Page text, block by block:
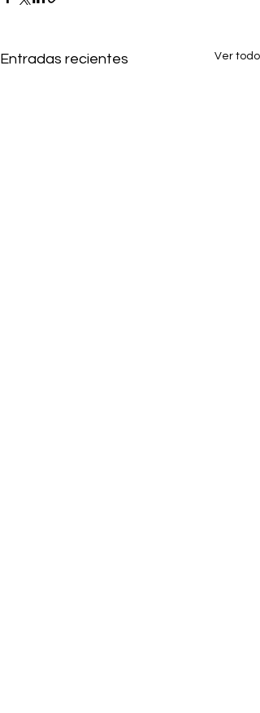
Entradas recientes Ver todo